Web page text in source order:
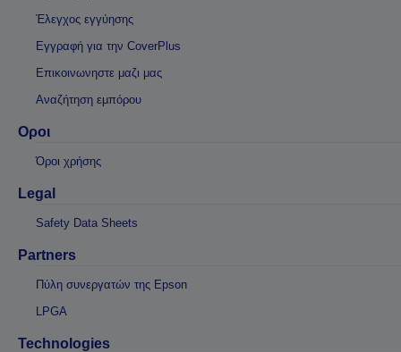
Έλεγχος εγγύησης
Εγγραφή για την CoverPlus
Επικοινωνηστε μαζι μας
Αναζήτηση εμπόρου
Οροι
Όροι χρήσης
Legal
Safety Data Sheets
Partners
Πύλη συνεργατών της Epson
LPGA
Technologies